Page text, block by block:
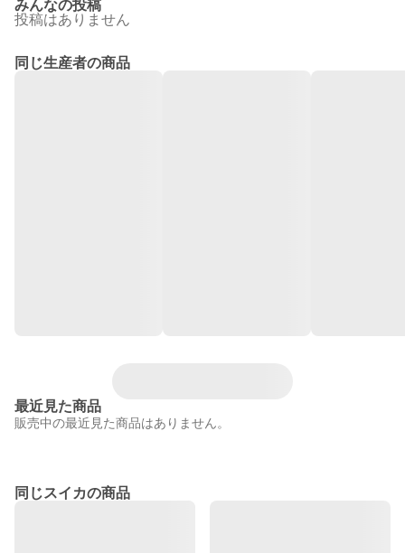
みんなの投稿
投稿はありません
同じ生産者の商品
最近見た商品
販売中の最近見た商品はありません。
同じスイカの商品